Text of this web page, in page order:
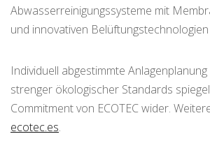
Abwasserreinigungssysteme mit
und innovativen
Individuell abgestimmte
strenger ökologischer Standards
Commitment von ECOTEC wider.
ecotec.es.